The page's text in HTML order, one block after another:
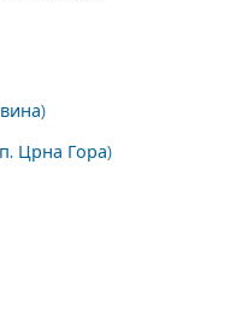
Црна Гора)